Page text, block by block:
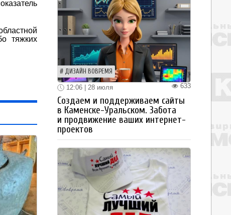
тяжких
ДИЗАЙН ВОВРЕМЯ
633
12:06 | 28 июля
Создаем и поддерживаем сайты
в Каменске-Уральском. Забота
и продвижение ваших интернет-
проектов